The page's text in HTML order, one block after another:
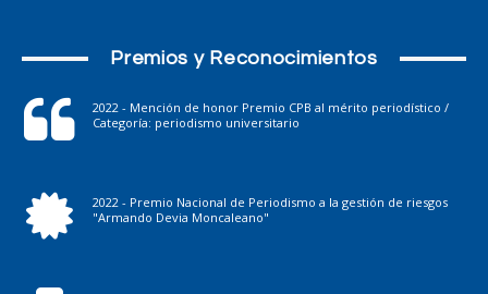
Premios y Reconocimientos
2022 - Mención de honor Premio CPB al mérito periodístico /
Categoría: periodismo universitario
2022 - Premio Nacional de Periodismo a la gestión de riesgos
"Armando Devia Moncaleano"